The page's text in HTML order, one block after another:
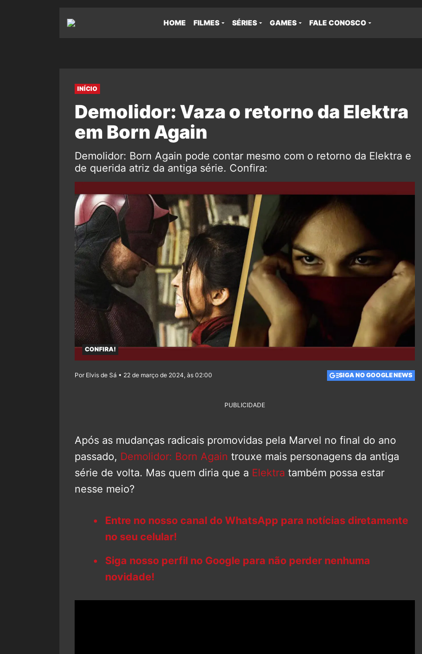
HOME FILMES SÉRIES GAMES FALE CONOSCO
INÍCIO
Demolidor: Vaza o retorno da Elektra
em Born Again
Demolidor: Born Again pode contar mesmo com o retorno da Elektra e
de querida atriz da antiga série. Confira:
CONFIRA!
Por Elvis de Sá • 22 de março de 2024, às 02:00 SIGA NO GOOGLE NEWS
PUBLICIDADE
Após as mudanças radicais promovidas pela Marvel no final do ano
passado, Demolidor: Born Again trouxe mais personagens da antiga
série de volta. Mas quem diria que a Elektra também possa estar
nesse meio?
Entre no nosso canal do WhatsApp para notícias diretamente
no seu celular!
Siga nosso perfil no Google para não perder nenhuma
novidade!